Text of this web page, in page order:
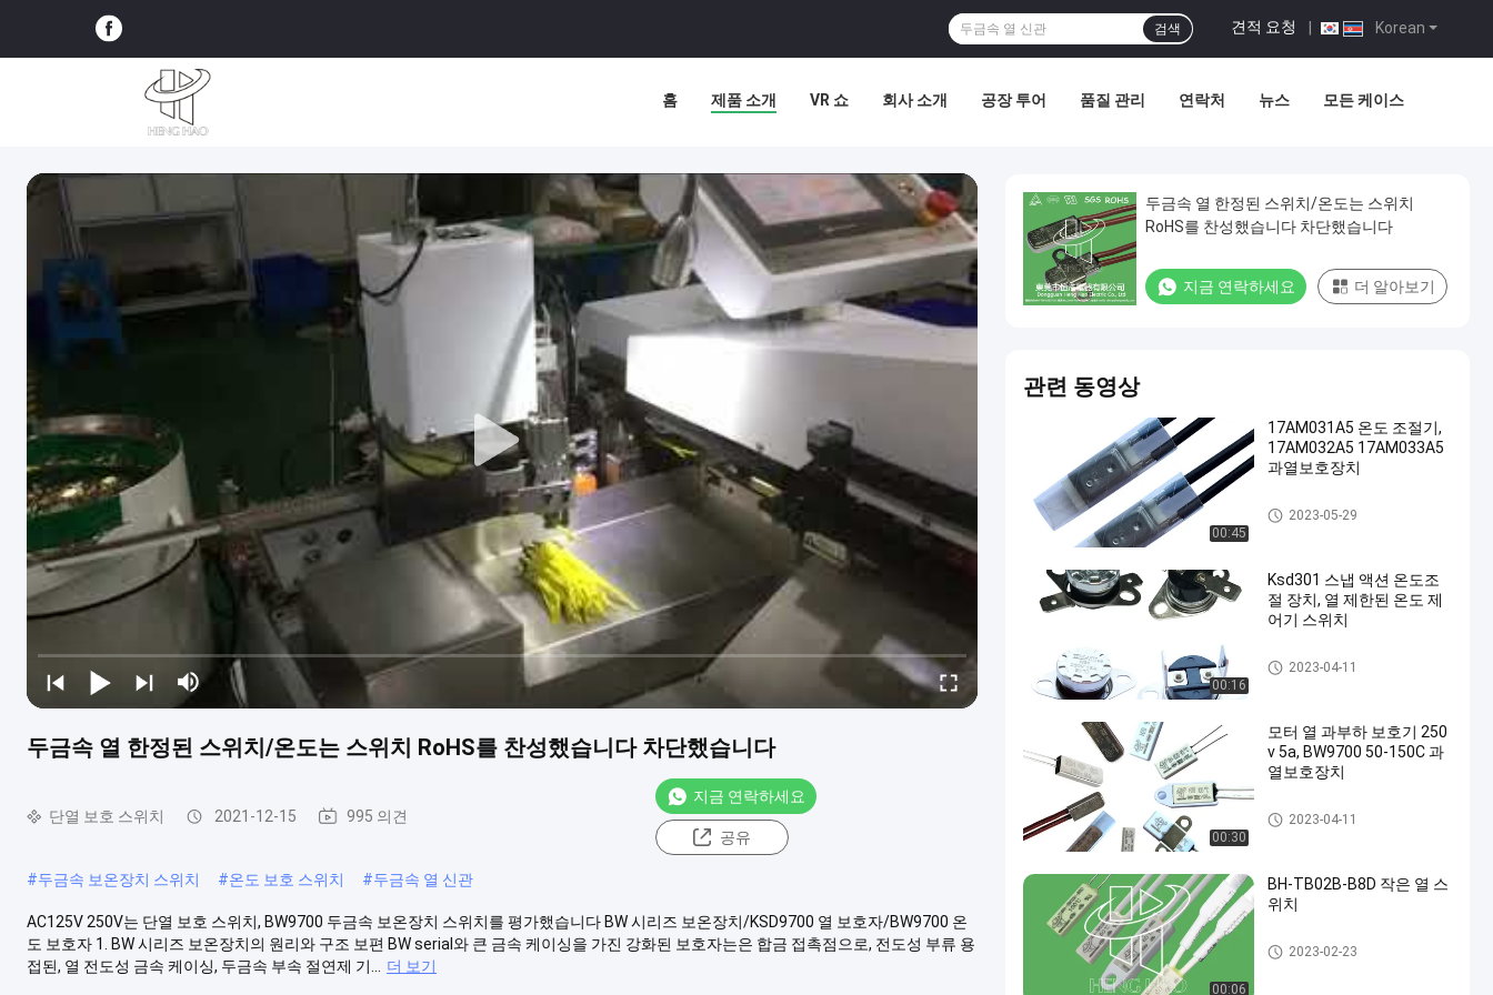
Korean
견적 요청
검색
홈 제품 소개 VR 쇼 회사 소개 공장 투어 품질 관리 연락처 뉴스 모든 케이스
두금속 열 한정된 스위치/온도는 스위치 RoHS를 찬성했습니다 차단했습니다
단열 보호 스위치 2021-12-15 995 의견
지금 연락하세요
공유
#두금속 보온장치 스위치 #온도 보호 스위치 #두금속 열 신관
AC125V 250V는 단열 보호 스위치, BW9700 두금속 보온장치 스위치를 평가했습니다 BW 시리즈 보온장치/KSD9700 열 보호자/BW9700 온
도 보호자 1. BW 시리즈 보온장치의 원리와 구조 보편 BW serial와 큰 금속 케이싱을 가진 강화된 보호자는은 합금 접촉점으로, 전도성 부류 용
접된, 열 전도성 금속 케이싱, 두금속 부속 절연제 기...
더 보기
두금속 열 한정된 스위치/온도는 스위치
RoHS를 찬성했습니다 차단했습니다
지금 연락하세요 더 알아보기
관련 동영상
00:45
17AM031A5 온도 조절기,
17AM032A5 17AM033A5
과열보호장치
17AM 열 보호자
2023-05-29
00:16
Ksd301 스냅 액션 온도조
절 장치, 열 제한된 온도 제
어기 스위치
KSD301 바이메탈 보온장치
2023-04-11
00:30
모터 열 과부하 보호기 250
v 5a, BW9700 50-150C 과
열보호장치
KSD301 바이메탈 보온장치
2023-04-11
00:06
BH-TB02B-B8D 작은 열 스
위치
소형 열 스위치
2023-02-23